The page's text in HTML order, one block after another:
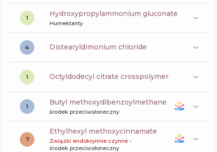
1 hydroxypropylammonium gluconate
Humektanty
4 distearyldimonium chloride
1 octyldodecyl citrate crosspolymer
1 butyl methoxydibenzoylmethane
środek przeciwsłoneczny
7
ethylhexyl methoxycinnamate
Związki endokrynnie czynne
środek przeciwsłoneczny